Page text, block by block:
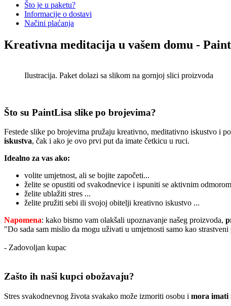
price is: €9.90.
€11.90 Original price was: €11.90.€ 8.90Current
Read More
Što je u paketu?
Informacije o dostavi
Načini plaćanja
Kreativna meditacija u vašem domu -
Ilustracija. Paket dolazi sa slikom na gornjoj slici proizvoda
Što su PaintLisa slike po brojevima?
Festede slike po brojevima pružaju kreativno, meditativno iskustvo i
iskustva, čak i ako je ovo prvi put da imate četkicu u ruci.
Idealno za vas ako:
volite umjetnost, ali se bojite započeti...
želite se opustiti od svakodnevice i ispuniti se aktivnim
želite ublažiti stres ...
želite pružiti sebi ili svojoj obitelji kreativno iskustvo ...
Napomena: kako bismo vam olakšali upoznavanje našeg proizvoda,
"Do sada sam mislio da mogu uživati u umjetnosti samo kao
- Zadovoljan kupac
Zašto ih naši kupci obožavaju?
Stres svakodnevnog života svakako može izmoriti osobu i mora imati